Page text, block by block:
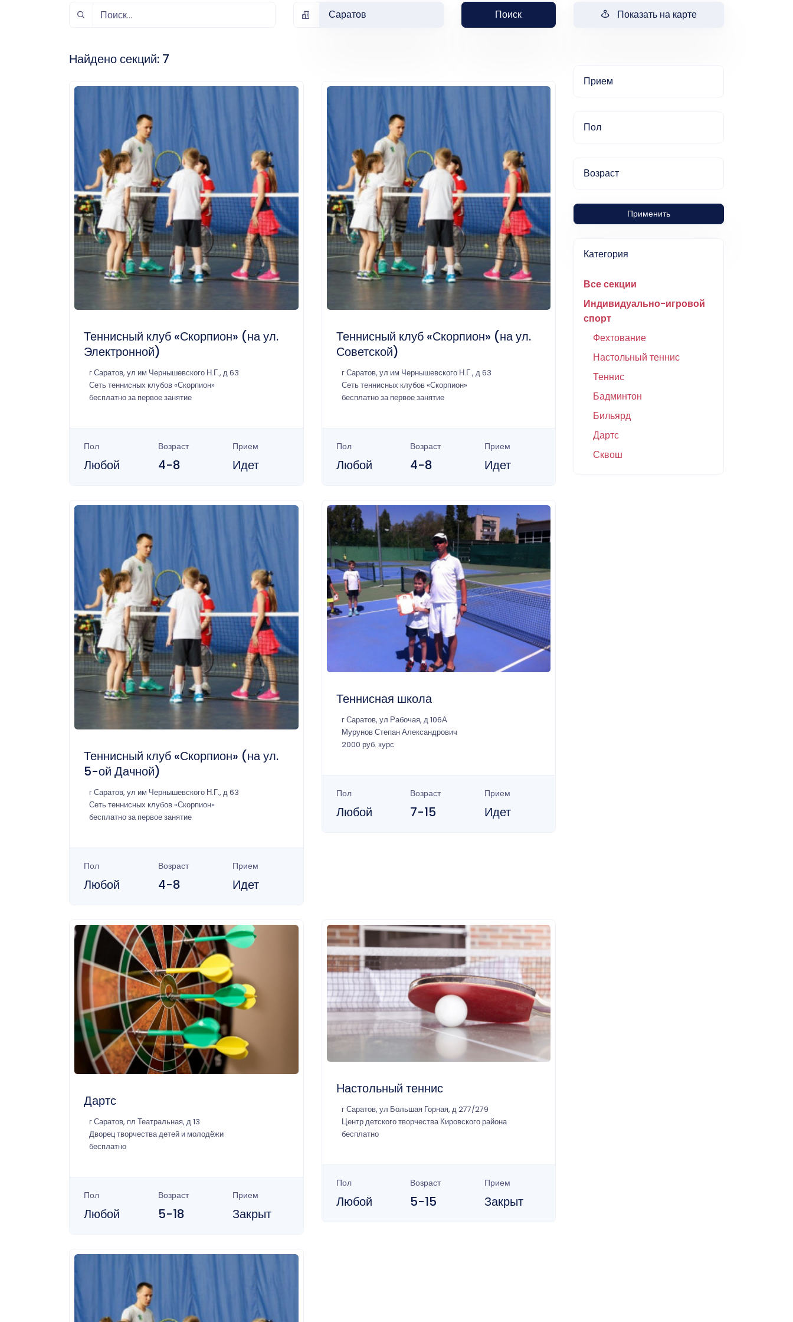
Индивидуально-
Саратов Поиск Показать на карте
Прием
Пол
Возраст
Применить
Категория
Все секции
Индивидуально-игровой
спорт
Фехтование
Настольный теннис
Теннис
Бадминтон
Бильярд
Дартс
Сквош
Найдено секций: 7
Теннисный клуб «Скорпион» (на ул.
Электронной)
г Саратов, ул им Чернышевского Н.Г., д 63
Сеть теннисных клубов «Скорпион»
бесплатно за первое занятие
Пол
Любой
Возраст
4-8
Прием
Идет
Теннисный клуб «Скорпион» (на ул.
Советской)
г Саратов, ул им Чернышевского Н.Г., д 63
Сеть теннисных клубов «Скорпион»
бесплатно за первое занятие
Пол
Любой
Возраст
4-8
Прием
Идет
Теннисный клуб «Скорпион» (на ул.
5-ой Дачной)
г Саратов, ул им Чернышевского Н.Г., д 63
Сеть теннисных клубов «Скорпион»
бесплатно за первое занятие
Пол
Любой
Возраст
4-8
Прием
Идет
Теннисная школа
г Саратов, ул Рабочая, д 106А
Мурунов Степан Александрович
2000 руб. курс
Пол
Любой
Возраст
7-15
Прием
Идет
Дартс
г Саратов, пл Театральная, д 13
Дворец творчества детей и молодёжи
бесплатно
Пол
Любой
Возраст
5-18
Прием
Закрыт
Настольный теннис
г Саратов, ул Большая Горная, д 277/279
Центр детского творчества Кировского района
бесплатно
Пол
Любой
Возраст
5-15
Прием
Закрыт